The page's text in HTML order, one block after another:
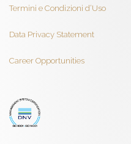
Termini e Condizioni d’Uso
Data Privacy Statement
Career Opportunities